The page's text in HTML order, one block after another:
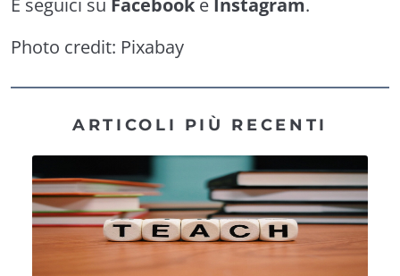
Photo credit: Pixabay
ARTICOLI PIÙ RECENTI